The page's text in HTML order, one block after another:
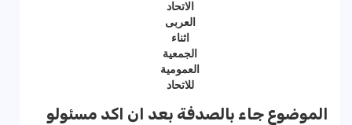
الاتحاد
العربى
اثناء
الجمعية
العمومية
للاتحاد
الموضوع جاء بالصدفة بعد ان اكد مسئولو